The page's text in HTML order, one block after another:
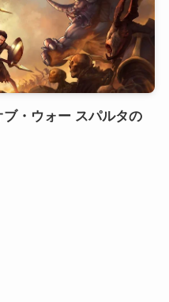
ブ・ウォー スパルタの